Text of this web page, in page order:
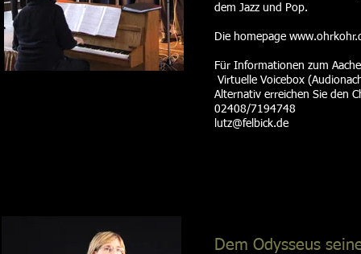
dem Jazz und Pop.
Die homepage
Für Informationen zum
Virtuelle Voicebox
Alternativ erreichen Sie den
02408/7194748
lutz@felbick.de
Dem Odysseus